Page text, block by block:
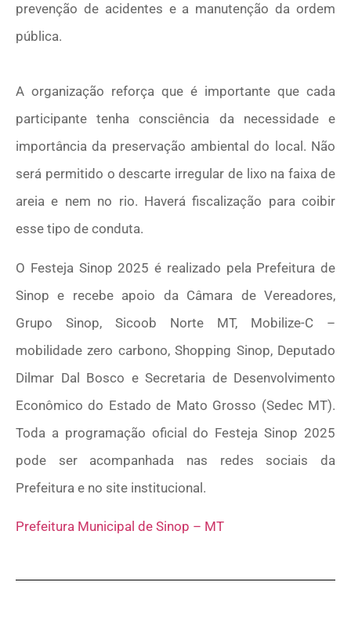
prevenção de acidentes e a manutenção da ordem
pública.
A organização reforça que é importante que cada
participante tenha consciência da necessidade e
importância da preservação ambiental do local. Não
será permitido o descarte irregular de lixo na faixa de
areia e nem no rio. Haverá fiscalização para coibir
esse tipo de conduta.
O Festeja Sinop 2025 é realizado pela Prefeitura de
Sinop e recebe apoio da Câmara de Vereadores,
Grupo Sinop, Sicoob Norte MT, Mobilize-C –
mobilidade zero carbono, Shopping Sinop, Deputado
Dilmar Dal Bosco e Secretaria de Desenvolvimento
Econômico do Estado de Mato Grosso (Sedec MT).
Toda a programação oficial do Festeja Sinop 2025
pode ser acompanhada nas redes sociais da
Prefeitura e no site institucional.
Prefeitura Municipal de Sinop – MT